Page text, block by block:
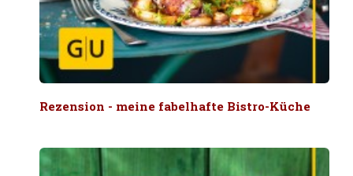
Rezension - meine fabelhafte Bistro-Küche